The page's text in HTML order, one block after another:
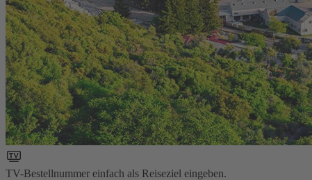
TV-Bestellnummer einfach als Reiseziel eingeben.